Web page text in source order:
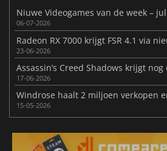
06-07-2026
23-06-2026
17-06-2026
15-05-2026